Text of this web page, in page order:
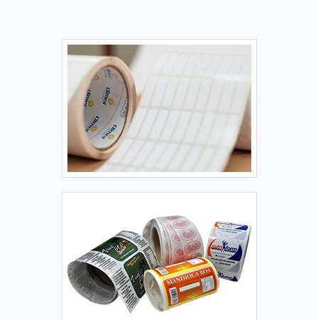
idoneidade em tudo que faz, fechando todo o ciclo de
entrega com excelência para seus parceiros.